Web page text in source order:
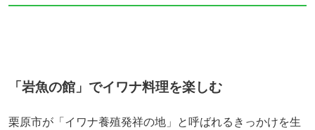
「岩魚の館」でイワナ料理を楽しむ
栗原市が「イワナ養殖発祥の地」と呼ばれるきっかけを生